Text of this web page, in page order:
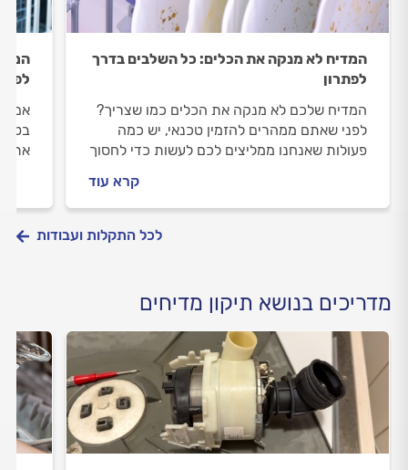
המדיח לא מנקה את הכלים: כל השלבים בדרך
לפתרון
המדיח שלכם לא מנקה את הכלים כמו שצריך?
לפני שאתם ממהרים להזמין טכנאי, יש כמה
פעולות שאנחנו ממליצים לכם לעשות כדי לחסוך
ונסייע לכם להזמין טכנאי הביתה בראש שקט.
קרא עוד
אם
לכל התקלות ועבודות
מדריכים בנושא תיקון מדיחים